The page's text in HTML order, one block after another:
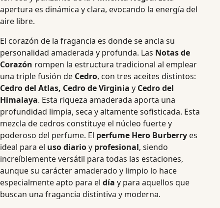
apertura es dinámica y clara, evocando la energía del
aire libre.
El corazón de la fragancia es donde se ancla su
personalidad amaderada y profunda. Las Notas de
Corazón rompen la estructura tradicional al emplear
una triple fusión de Cedro, con tres aceites distintos:
Cedro del Atlas, Cedro de Virginia y Cedro del
Himalaya. Esta riqueza amaderada aporta una
profundidad limpia, seca y altamente sofisticada. Esta
mezcla de cedros constituye el núcleo fuerte y
poderoso del perfume. El perfume Hero Burberry es
ideal para el uso diarioy profesional, siendo
increíblemente versátil para todas las estaciones,
aunque su carácter amaderado y limpio lo hace
especialmente apto para el día y para aquellos que
buscan una fragancia distintiva y moderna.